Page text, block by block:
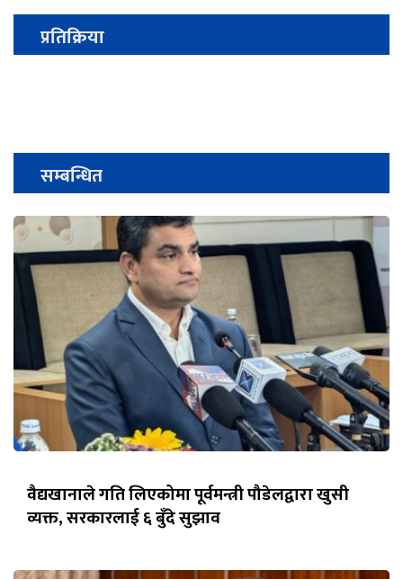
प्रतिक्रिया
सम्बन्धित
वैद्यखानाले गति लिएकोमा पूर्वमन्त्री पौडेलद्वारा खुसी
व्यक्त, सरकारलाई ६ बुँदे सुझाव